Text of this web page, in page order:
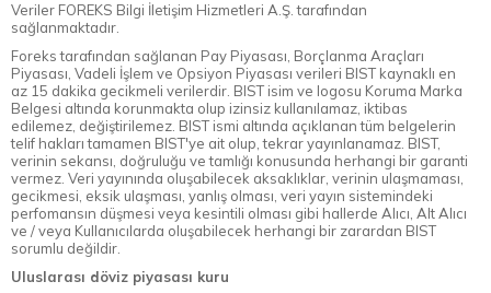
Veriler FOREKS Bilgi İletişim Hizmetleri A.Ş. tarafından
sağlanmaktadır.
Foreks tarafından sağlanan Pay Piyasası, Borçlanma Araçları
Piyasası, Vadeli İşlem ve Opsiyon Piyasası verileri BIST kaynaklı en
az 15 dakika gecikmeli verilerdir. BIST isim ve logosu Koruma Marka
Belgesi altında korunmakta olup izinsiz kullanılamaz, iktibas
edilemez, değiştirilemez. BIST ismi altında açıklanan tüm belgelerin
telif hakları tamamen BIST'ye ait olup, tekrar yayınlanamaz. BIST,
verinin sekansı, doğruluğu ve tamlığı konusunda herhangi bir garanti
vermez. Veri yayınında oluşabilecek aksaklıklar, verinin ulaşmaması,
gecikmesi, eksik ulaşması, yanlış olması, veri yayın sistemindeki
perfomansın düşmesi veya kesintili olması gibi hallerde Alıcı, Alt Alıcı
ve / veya Kullanıcılarda oluşabilecek herhangi bir zarardan BIST
sorumlu değildir.
Uluslarası döviz piyasası kuru